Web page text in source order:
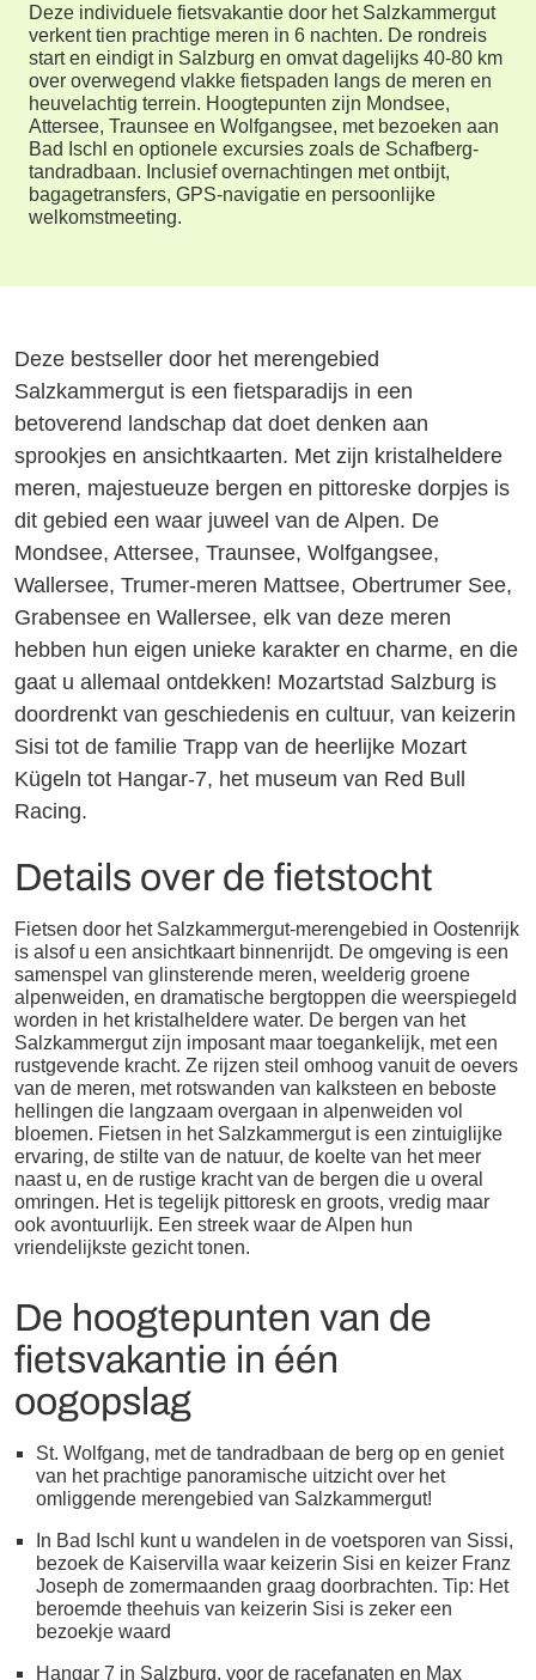
Deze individuele fietsvakantie door het Salzkammergut
verkent tien prachtige meren in 6 nachten. De rondreis
start en eindigt in Salzburg en omvat dagelijks 40-80 km
over overwegend vlakke fietspaden langs de meren en
heuvelachtig terrein. Hoogtepunten zijn Mondsee,
Attersee, Traunsee en Wolfgangsee, met bezoeken aan
Bad Ischl en optionele excursies zoals de Schafberg-
tandradbaan. Inclusief overnachtingen met ontbijt,
bagagetransfers, GPS-navigatie en persoonlijke
welkomstmeeting.
Deze bestseller door het merengebied
Salzkammergut is een fietsparadijs in een
betoverend landschap dat doet denken aan
sprookjes en ansichtkaarten. Met zijn kristalheldere
meren, majestueuze bergen en pittoreske dorpjes is
dit gebied een waar juweel van de Alpen. De
Mondsee, Attersee, Traunsee, Wolfgangsee,
Wallersee, Trumer-meren Mattsee, Obertrumer See,
Grabensee en Wallersee, elk van deze meren
hebben hun eigen unieke karakter en charme, en die
gaat u allemaal ontdekken! Mozartstad Salzburg is
doordrenkt van geschiedenis en cultuur, van keizerin
Sisi tot de familie Trapp van de heerlijke Mozart
Kügeln tot Hangar-7, het museum van Red Bull
Racing.
Details over de fietstocht
Fietsen door het Salzkammergut-merengebied in Oostenrijk
is alsof u een ansichtkaart binnenrijdt. De omgeving is een
samenspel van glinsterende meren, weelderig groene
alpenweiden, en dramatische bergtoppen die weerspiegeld
worden in het kristalheldere water. De bergen van het
Salzkammergut zijn imposant maar toegankelijk, met een
rustgevende kracht. Ze rijzen steil omhoog vanuit de oevers
van de meren, met rotswanden van kalksteen en beboste
hellingen die langzaam overgaan in alpenweiden vol
bloemen. Fietsen in het Salzkammergut is een zintuiglijke
ervaring, de stilte van de natuur, de koelte van het meer
naast u, en de rustige kracht van de bergen die u overal
omringen. Het is tegelijk pittoresk en groots, vredig maar
ook avontuurlijk. Een streek waar de Alpen hun
vriendelijkste gezicht tonen.
De hoogtepunten van de
fietsvakantie in één
oogopslag
St. Wolfgang, met de tandradbaan de berg op en geniet
van het prachtige panoramische uitzicht over het
omliggende merengebied van Salzkammergut!
In Bad Ischl kunt u wandelen in de voetsporen van Sissi,
bezoek de Kaiservilla waar keizerin Sisi en keizer Franz
Joseph de zomermaanden graag doorbrachten. Tip: Het
beroemde theehuis van keizerin Sisi is zeker een
bezoekje waard
Hangar 7 in Salzburg, voor de racefanaten en Max